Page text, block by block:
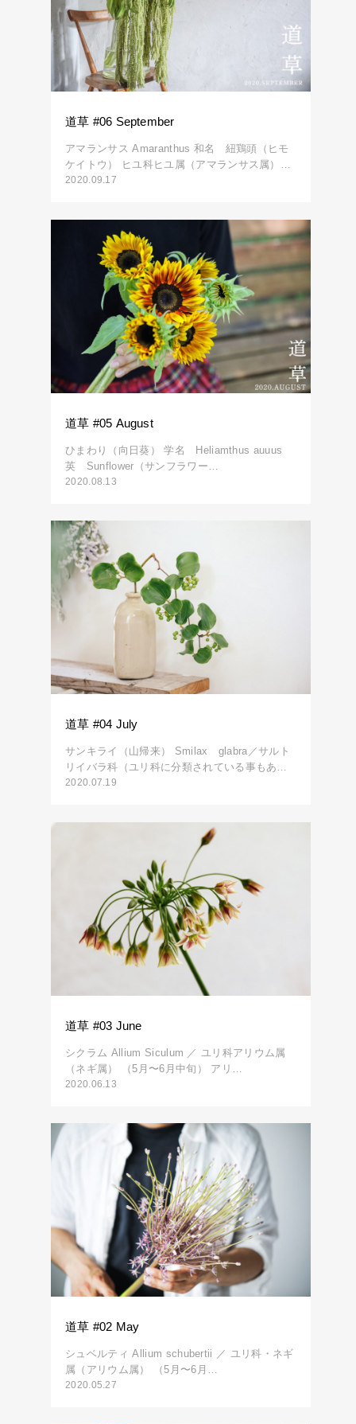
道草 #06 September
アマランサス Amaranthus 和名 紐鶏頭（ヒモ
ケイトウ） ヒユ科ヒユ属（アマランサス属）…
2020.09.17
道草 #05 August
ひまわり（向日葵） 学名 Heliamthus auuus
英 Sunflower（サンフラワー…
2020.08.13
道草 #04 July
サンキライ（山帰来） Smilax glabra／サルト
リイバラ科（ユリ科に分類されている事もあ…
2020.07.19
道草 #03 June
シクラム Allium Siculum ／ ユリ科アリウム属
（ネギ属） （5月〜6月中旬） アリ…
2020.06.13
道草 #02 May
シュベルティ Allium schubertii ／ ユリ科・ネギ
属（アリウム属） （5月〜6月…
2020.05.27